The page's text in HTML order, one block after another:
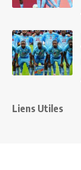
Liens Utiles